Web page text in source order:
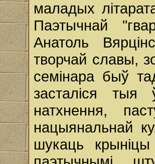
маладых
Паэтычнай
Анатоль
творчай славы,
семінара быў
засталіся
натхнення,
нацыянальнай
шукаць